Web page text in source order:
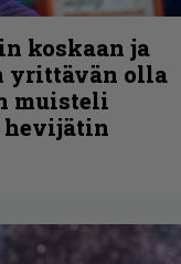
koskaan ja
yrittävän olla
muisteli
hevijätin